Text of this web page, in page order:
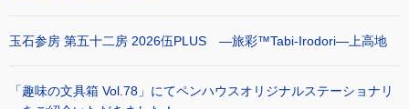
玉石参房 第五十二房 2026伍PLUS ―旅彩™Tabi-Irodori―上高地
「趣味の文具箱 Vol.78」にてペンハウスオリジナルステーショナリ